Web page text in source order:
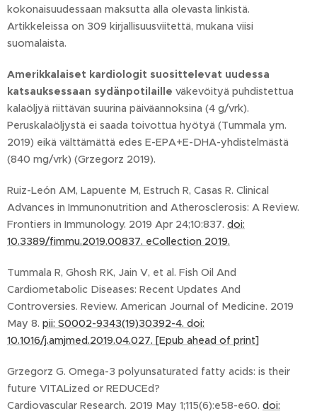
kokonaisuudessaan maksutta alla olevasta linkistä.
Artikkeleissa on 309 kirjallisuusviitettä, mukana viisi
suomalaista.
Amerikkalaiset kardiologit suosittelevat uudessa
katsauksessaan sydänpotilaille väkevöityä puhdistettua
kalaöljyä riittävän suurina päiväannoksina (4 g/vrk).
Peruskalaöljystä ei saada toivottua hyötyä (Tummala ym.
2019) eikä välttämättä edes E-EPA+E-DHA-yhdistelmästä
(840 mg/vrk) (Grzegorz 2019).
Ruiz-León AM, Lapuente M, Estruch R, Casas R. Clinical
Advances in Immunonutrition and Atherosclerosis: A Review.
Frontiers in Immunology. 2019 Apr 24;10:837. doi:
10.3389/fimmu.2019.00837. eCollection 2019.
Tummala R, Ghosh RK, Jain V, et al. Fish Oil And
Cardiometabolic Diseases: Recent Updates And
Controversies. Review. American Journal of Medicine. 2019
May 8. pii: S0002-9343(19)30392-4. doi:
10.1016/j.amjmed.2019.04.027. [Epub ahead of print]
Grzegorz G. Omega-3 polyunsaturated fatty acids: is their
future VITALized or REDUCEd?
Cardiovascular Research. 2019 May 1;115(6):e58-e60. doi: